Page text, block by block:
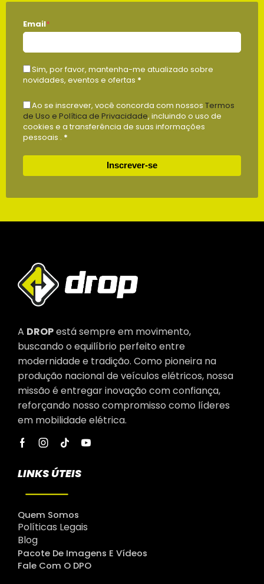
Email*
Sim, por favor, mantenha-me atualizado sobre
novidades, eventos e ofertas *
Ao se inscrever, você concorda com nossos Termos
de Uso e Política de Privacidade, incluindo o uso de
cookies e a transferência de suas informações
pessoais . *
Inscrever-se
A DROPestá sempre em movimento,
buscando o equilíbrio perfeito entre
modernidade e tradição. Como pioneira na
produção nacional de veículos elétricos, nossa
missão é entregar inovação com confiança,
reforçando nosso compromisso como líderes
em mobilidade elétrica.
LINKS ÚTEIS
Quem Somos
Políticas Legais
Blog
Pacote De Imagens E Vídeos
Fale Com O DPO